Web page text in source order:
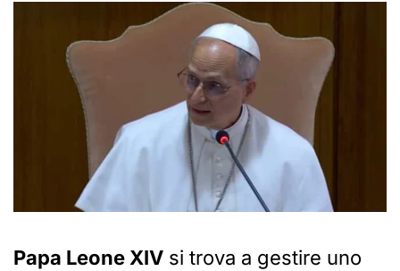
Papa Leone XIV si trova a gestire uno